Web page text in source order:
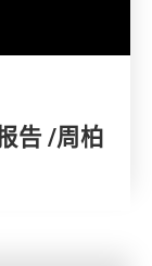
告 /周柏